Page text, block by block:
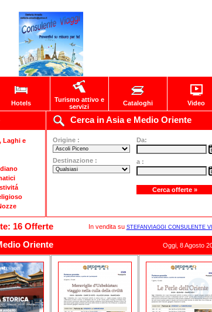
Hotels
Turismo attivo e
servizi
Cataloghi Video
Cerca in Asia e Medio Oriente
Laghi e
Origine :
Destinazione :
Da:
a :
16 Offerte In vendita su STEFANVIAGGI CONSULENTE
Oriente Oggi, 8 Agosto